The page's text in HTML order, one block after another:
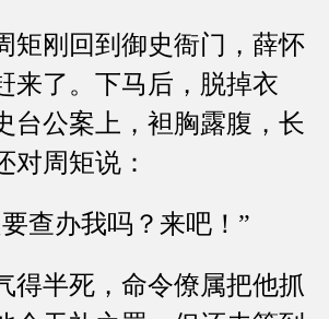
刚回到御史衙门，薛怀
来了。下马后，脱掉衣
台公案上，袒胸露腹，长
对周矩说：
办我吗？来吧！”
半死，命令僚属把他抓